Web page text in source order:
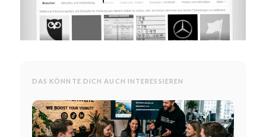
DAS KÖNNTE DICH AUCH INTERESSIEREN